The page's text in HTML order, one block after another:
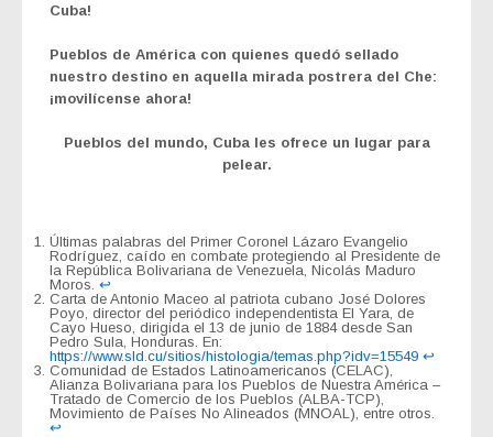
Cuba!
Pueblos de América con quienes quedó sellado
nuestro destino en aquella mirada postrera del Che:
¡movilícense ahora!
Pueblos del mundo, Cuba les ofrece un lugar para
pelear.
Últimas palabras del Primer Coronel Lázaro Evangelio
Rodríguez, caído en combate protegiendo al Presidente de
la República Bolivariana de Venezuela, Nicolás Maduro
Moros. ↩︎
Carta de Antonio Maceo al patriota cubano José Dolores
Poyo, director del periódico independentista El Yara, de
Cayo Hueso, dirigida el 13 de junio de 1884 desde San
Pedro Sula, Honduras. En:
https://www.sld.cu/sitios/histologia/temas.php?idv=15549 ↩︎
Comunidad de Estados Latinoamericanos (CELAC),
Alianza Bolivariana para los Pueblos de Nuestra América –
Tratado de Comercio de los Pueblos (ALBA-TCP),
Movimiento de Países No Alineados (MNOAL), entre otros.
↩︎